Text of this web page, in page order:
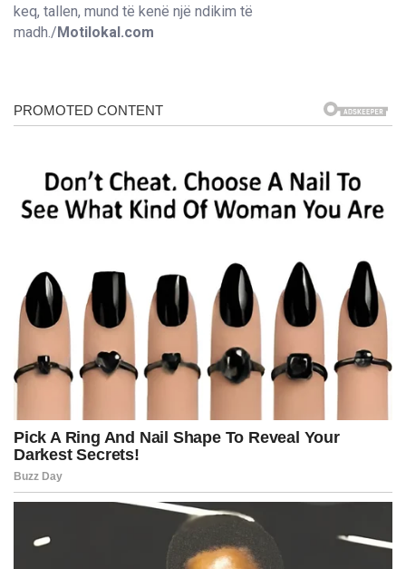
keq, tallen, mund të kenë një ndikim të
madh./Motilokal.com